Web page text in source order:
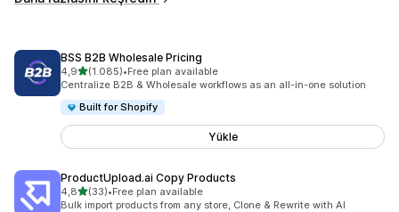
BSS B2B Wholesale Pricing
4,95 yıldız üzerinden
(1.085)
toplam 1085 değerlendirme
•Free plan available
Centralize B2B & Wholesale workflows as an all-in-one solution
Built for Shopify
Yükle
ProductUpload.ai Copy Products
4,85 yıldız üzerinden
(33)
toplam 33 değerlendirme
•Free plan available
Bulk import products from any store, Clone & Rewrite with AI